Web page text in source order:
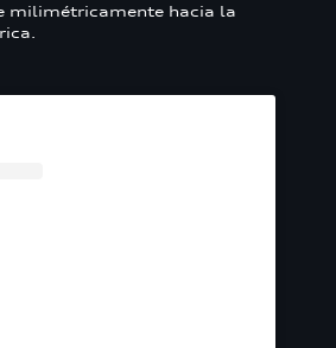
milimétricamente hacia la